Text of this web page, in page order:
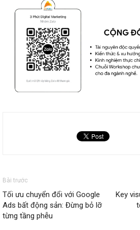
Bài trước
Tối ưu chuyển đổi với Google
Ads bất động sản: Đừng bỏ lỡ
từng tầng phễu
Key